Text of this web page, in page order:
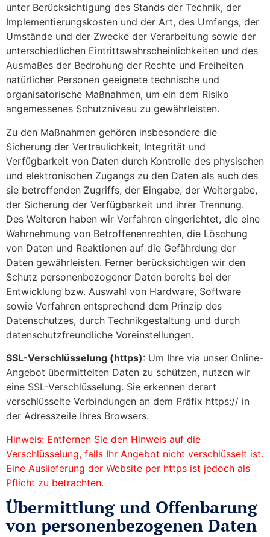
unter Berücksichtigung des Stands der Technik, der
Implementierungskosten und der Art, des Umfangs, der
Umstände und der Zwecke der Verarbeitung sowie der
unterschiedlichen Eintrittswahrscheinlichkeiten und des
Ausmaßes der Bedrohung der Rechte und Freiheiten
natürlicher Personen geeignete technische und
organisatorische Maßnahmen, um ein dem Risiko
angemessenes Schutzniveau zu gewährleisten.
Zu den Maßnahmen gehören insbesondere die
Sicherung der Vertraulichkeit, Integrität und
Verfügbarkeit von Daten durch Kontrolle des physischen
und elektronischen Zugangs zu den Daten als auch des
sie betreffenden Zugriffs, der Eingabe, der Weitergabe,
der Sicherung der Verfügbarkeit und ihrer Trennung.
Des Weiteren haben wir Verfahren eingerichtet, die eine
Wahrnehmung von Betroffenenrechten, die Löschung
von Daten und Reaktionen auf die Gefährdung der
Daten gewährleisten. Ferner berücksichtigen wir den
Schutz personenbezogener Daten bereits bei der
Entwicklung bzw. Auswahl von Hardware, Software
sowie Verfahren entsprechend dem Prinzip des
Datenschutzes, durch Technikgestaltung und durch
datenschutzfreundliche Voreinstellungen.
SSL-Verschlüsselung (https): Um Ihre via unser Online-
Angebot übermittelten Daten zu schützen, nutzen wir
eine SSL-Verschlüsselung. Sie erkennen derart
verschlüsselte Verbindungen an dem Präfix https:// in
der Adresszeile Ihres Browsers.
Hinweis: Entfernen Sie den Hinweis auf die
Verschlüsselung, falls Ihr Angebot nicht verschlüsselt ist.
Eine Auslieferung der Website per https ist jedoch als
Pflicht zu betrachten.
Übermittlung und Offenbarung
von personenbezogenen Daten